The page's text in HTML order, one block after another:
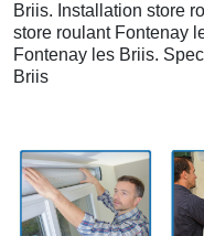
Briis. Installation store
store roulant Fontenay
Fontenay les Briis.
Briis